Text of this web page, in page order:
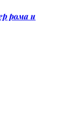
рома и